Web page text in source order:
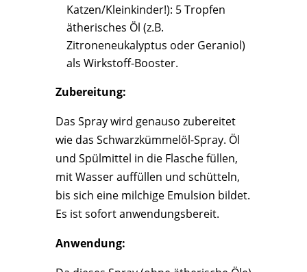
Katzen/Kleinkinder!): 5 Tropfen
ätherisches Öl (z.B.
Zitroneneukalyptus oder Geraniol)
als Wirkstoff-Booster.
Zubereitung:
Das Spray wird genauso zubereitet
wie das Schwarzkümmelöl-Spray. Öl
und Spülmittel in die Flasche füllen,
mit Wasser auffüllen und schütteln,
bis sich eine milchige Emulsion bildet.
Es ist sofort anwendungsbereit.
Anwendung: